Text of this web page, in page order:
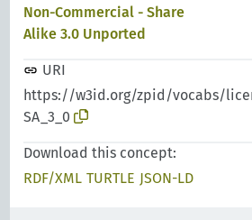
Non-Commercial - Share
Alike 3.0 Unported
URI
https://w3id.org/zpid/vocabs/
SA_3_0
Download this concept:
RDF/XML TURTLE JSON-LD